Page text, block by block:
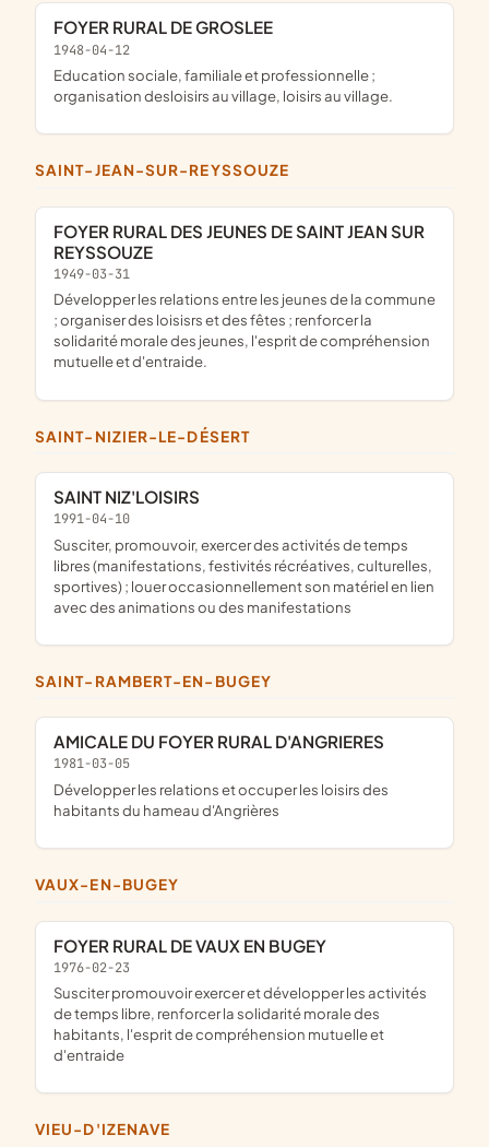
FOYER RURAL DE GROSLEE
1948-04-12
education sociale, familiale et professionnelle ;
organisation desloisirs au village, loisirs au village.
SAINT-JEAN-SUR-REYSSOUZE
FOYER RURAL DES JEUNES DE SAINT JEAN SUR
REYSSOUZE
1949-03-31
développer les relations entre les jeunes de la commune
; organiser des loisisrs et des fêtes ; renforcer la
solidarité morale des jeunes, l'esprit de compréhension
mutuelle et d'entraide.
SAINT-NIZIER-LE-DÉSERT
SAINT NIZ'LOISIRS
1991-04-10
susciter, promouvoir, exercer des activités de temps
libres (manifestations, festivités récréatives, culturelles,
sportives) ; louer occasionnellement son matériel en lien
avec des animations ou des manifestations
SAINT-RAMBERT-EN-BUGEY
AMICALE DU FOYER RURAL D'ANGRIERES
1981-03-05
développer les relations et occuper les loisirs des
habitants du hameau d'Angrières
VAUX-EN-BUGEY
FOYER RURAL DE VAUX EN BUGEY
1976-02-23
susciter promouvoir exercer et développer les activités
de temps libre, renforcer la solidarité morale des
habitants, l'esprit de compréhension mutuelle et
d'entraide
VIEU-D'IZENAVE